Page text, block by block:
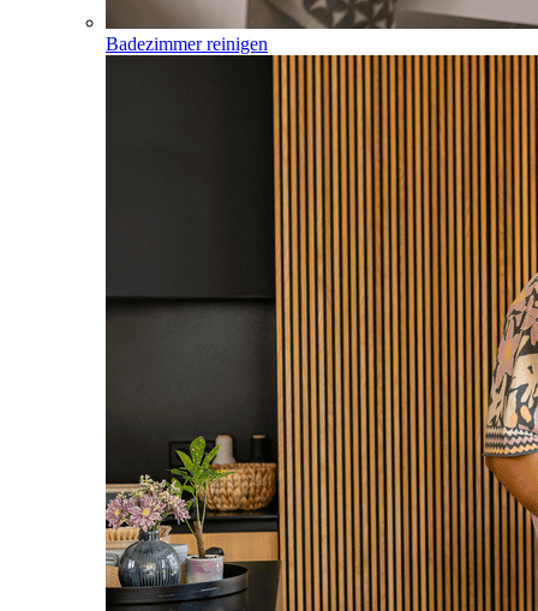
Badezimmer reinigen